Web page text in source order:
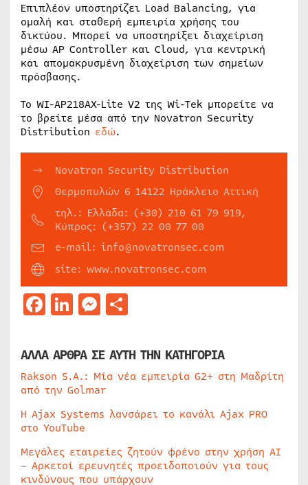
Επιπλέον υποστηρίζει Load Balancing, για
ομαλή και σταθερή εμπειρία χρήσης του
δικτύου. Μπορεί να υποστηρίξει διαχείριση
μέσω AP Controller και Cloud, για κεντρική
και απομακρυσμένη διαχείριση των σημείων
πρόσβασης.
Το WI-AP218AX-Lite V2 της Wi-Tek μπορείτε να
το βρείτε μέσα από την Novatron Security
Distribution εδώ.
Novatron Security Distribution
Θερμοπυλών 6 14122 Ηράκλειο Αττική
τηλ.: Ελλάδα: (+30) 210 61 79 919,
Κύπρος: (+357) 22 00 77 00
e-mail: info@novatronsec.com
site: www.novatronsec.com
Facebook
LinkedIn
Messenger
ΑΛΛΑ ΑΡΘΡΑ ΣΕ ΑΥΤΗ ΤΗΝ ΚΑΤΗΓΟΡΙΑ
Rakson S.A.: Μία νέα εμπειρία G2+ στη Μαδρίτη
από την Golmar
Η Ajax Systems λανσάρει το κανάλι Ajax PRO
στο YouTube
Μεγάλες εταιρείες ζητούν φρένο στην χρήση AI
– Αρκετοί ερευνητές προειδοποιούν για τους
κινδύνους που υπάρχουν